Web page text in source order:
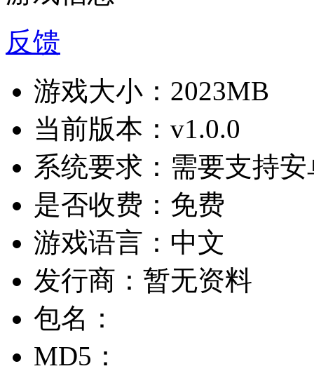
反馈
游戏大小： 2023MB
当前版本： v1.0.0
系统要求： 需要支持
是否收费： 免费
游戏语言： 中文
发行商： 暂无资料
包名：
MD5：